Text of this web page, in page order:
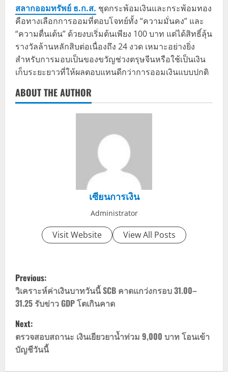
สลากออมทรัพย์ ธ.ก.ส. ชุดกระพ้อมเงินและกระพ้อมทอง
คือทางเลือกการออมที่ตอบโจทย์ทั้ง “ความมั่นคง” และ
“ความตื่นเต้น” ด้วยงบเริ่มต้นเพียง 100 บาท แต่ได้สิทธิ์ลุ้น
รางวัลล้านหลักสิบต่อเนื่องถึง 24 งวด เหมาะอย่างยิ่ง
สำหรับการมอบเป็นของขวัญช่วงตรุษจีนหรือใช้เป็นเงิน
เก็บระยะยาวที่ให้ผลตอบแทนดีกว่าการออมเงินแบบปกติ
ABOUT THE AUTHOR
เซียนการเงิน
Administrator
Visit Website View All Posts
P
o
s
t
n
Previous:
วิเคราะห์ค่าเงินบาทวันนี้ SCB คาดแกว่งกรอบ 31.00–
31.25 รับข่าว GDP โตเกินคาด
Next:
ตรวจสอบสถานะ เงินเยียวยาน้ำท่วม 9,000 บาท โอนเข้า
บัญชีวันนี้